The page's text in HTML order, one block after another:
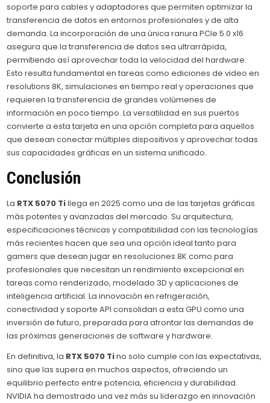
soporte para cables y adaptadores que permiten optimizar la
transferencia de datos en entornos profesionales y de alta
demanda. La incorporación de una única ranura PCIe 5.0 x16
asegura que la transferencia de datos sea ultrarrápida,
permitiendo así aprovechar toda la velocidad del hardware.
Esto resulta fundamental en tareas como ediciones de video en
resolutions 8K, simulaciones en tiempo real y operaciones que
requieren la transferencia de grandes volúmenes de
información en poco tiempo. La versatilidad en sus puertos
convierte a esta tarjeta en una opción completa para aquellos
que desean conectar múltiples dispositivos y aprovechar todas
sus capacidades gráficas en un sistema unificado.
Conclusión
La RTX 5070 Tillega en 2025 como una de las tarjetas gráficas
más potentes y avanzadas del mercado. Su arquitectura,
especificaciones técnicas y compatibilidad con las tecnologías
más recientes hacen que sea una opción ideal tanto para
gamers que desean jugar en resoluciones 8K como para
profesionales que necesitan un rendimiento excepcional en
tareas como renderizado, modelado 3D y aplicaciones de
inteligencia artificial. La innovación en refrigeración,
conectividad y soporte API consolidan a esta GPU como una
inversión de futuro, preparada para afrontar las demandas de
las próximas generaciones de software y hardware.
En definitiva, la RTX 5070 Tino solo cumple con las expectativas,
sino que las supera en muchos aspectos, ofreciendo un
equilibrio perfecto entre potencia, eficiencia y durabilidad.
NVIDIA ha demostrado una vez más su liderazgo en innovación